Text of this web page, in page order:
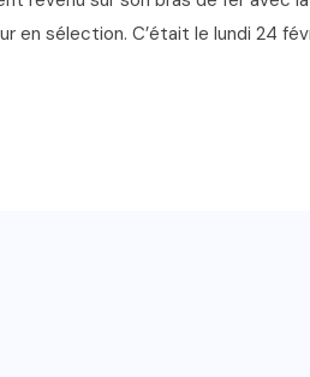
sélection. C’était le lundi 24